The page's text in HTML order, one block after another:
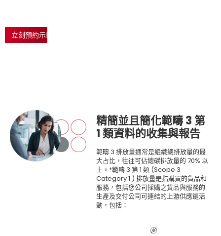
立刻預約示範
精簡並且簡化範疇3 第
1 類資料的收集與報告
範疇 3 排放量通常是組織總排放量的最
大占比，往往可佔總碳排放量的 70% 以
上。*範疇 3 第 1 類 (Scope 3
Category 1 ) 排放量是指購買的貨品和
服務，包括您公司採購之貨品與服務的
生產及交付公司可連結的上游供應鏈活
動，包括：